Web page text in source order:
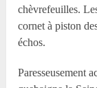
chèvrefeuilles.
cornet à piston
échos.
Paresseusement